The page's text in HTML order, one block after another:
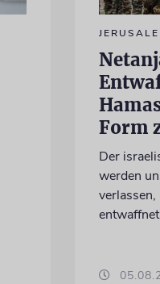
Form
Der
werden